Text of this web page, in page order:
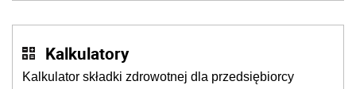
Kalkulatory
Kalkulator składki zdrowotnej dla przedsiębiorcy